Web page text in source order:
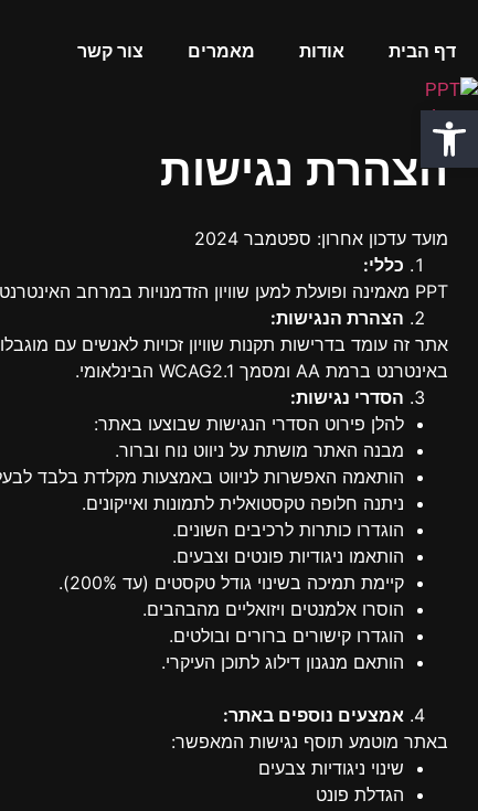
דף הבית אודות מאמרים צור קשר
הצהרת נגישות
מועד עדכון אחרון: ספטמבר 2024
כללי:
PPT מאמינה ופועלת למען שוויון הזדמנויות במרחב
הצהרת הנגישות:
באינטרנט ברמת AA ומסמך WCAG2.1 הבינלאומי.
הסדרי נגישות:
להלן פירוט הסדרי הנגישות שבוצעו באתר:
מבנה האתר מושתת על ניווט נוח וברור.
הותאמה האפשרות לניווט באמצעות מקלדת בלבד
ניתנה חלופה טקסטואלית לתמונות ואייקונים.
הוגדרו כותרות לרכיבים השונים.
הותאמו ניגודיות פונטים וצבעים.
קיימת תמיכה בשינוי גודל טקסטים (עד 200%).
הוסרו אלמנטים ויזואליים מהבהבים.
הוגדרו קישורים ברורים ובולטים.
הותאם מנגנון דילוג לתוכן העיקרי.
אמצעים נוספים באתר:
באתר מוטמע תוסף נגישות המאפשר:
שינוי ניגודיות צבעים
הגדלת פונט
פתח סרגל נגישות